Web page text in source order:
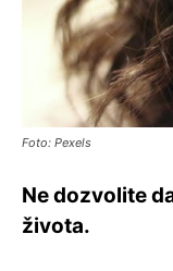
Foto: Pexels
Ne dozvolite
života.